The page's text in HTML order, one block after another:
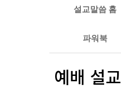
설교말씀 홈
파워북
예배 설교